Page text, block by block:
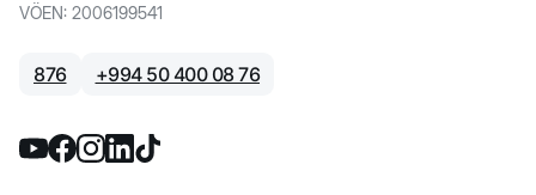
VÖEN: 2006199541
876 +994 50 400 08 76